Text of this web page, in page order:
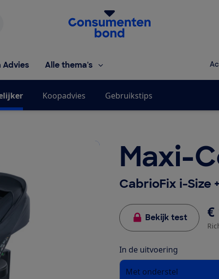
Homepage van de Consumentenbond
Advies Alle thema's
Koopadvies Gebruikstips
Maxi-
CabrioFix i-Size
Bekijk test €
In de uitvoering
Met onderstel